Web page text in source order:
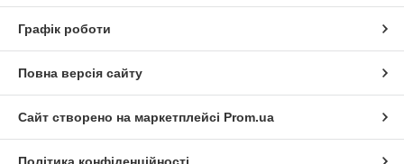
Графік роботи
Повна версія сайту
Сайт створено на маркетплейсі Prom.ua